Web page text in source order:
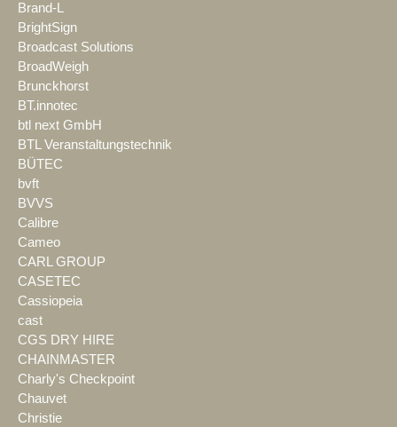
Brand-L
BrightSign
Broadcast Solutions
BroadWeigh
Brunckhorst
BT.innotec
btl next GmbH
BTL Veranstaltungstechnik
BÜTEC
bvft
BVVS
Calibre
Cameo
CARL GROUP
CASETEC
Cassiopeia
cast
CGS DRY HIRE
CHAINMASTER
Charly's Checkpoint
Chauvet
Christie